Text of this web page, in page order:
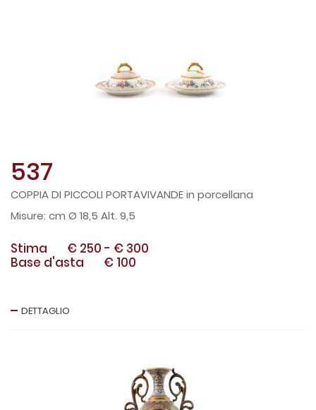
537
COPPIA DI PICCOLI PORTAVIVANDE in porcellana
cm Ø 18,5 Alt. 9,5
Stima € 250 - € 300
Base d'asta
€ 100
DETTAGLIO